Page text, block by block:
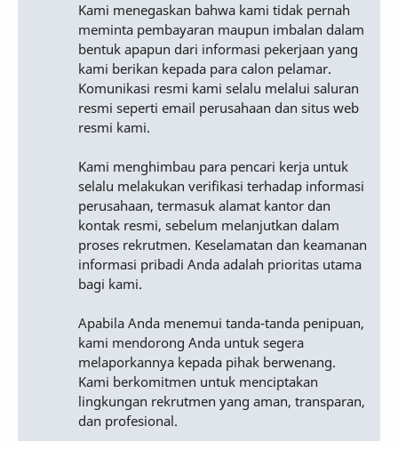
Kami menegaskan bahwa kami tidak pernah
meminta pembayaran maupun imbalan dalam
bentuk apapun dari informasi pekerjaan yang
kami berikan kepada para calon pelamar.
Komunikasi resmi kami selalu melalui saluran
resmi seperti email perusahaan dan situs web
resmi kami.
Kami menghimbau para pencari kerja untuk
selalu melakukan verifikasi terhadap informasi
perusahaan, termasuk alamat kantor dan
kontak resmi, sebelum melanjutkan dalam
proses rekrutmen. Keselamatan dan keamanan
informasi pribadi Anda adalah prioritas utama
bagi kami.
Apabila Anda menemui tanda-tanda penipuan,
kami mendorong Anda untuk segera
melaporkannya kepada pihak berwenang.
Kami berkomitmen untuk menciptakan
lingkungan rekrutmen yang aman, transparan,
dan profesional.